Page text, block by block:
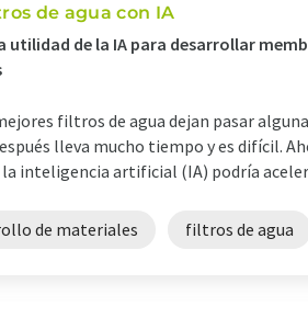
de agua con IA
utilidad de la IA para desarrollar
filtros de agua dejan pasar
lleva mucho tiempo y es difícil.
la inteligencia artificial (IA) podría
de materiales filtros de agua